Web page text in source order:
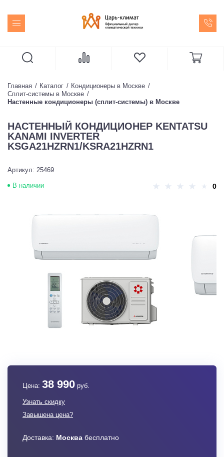
Главная Каталог
Кондиционеры в Москве
Сплит-системы в Москве
Настенные кондиционеры (сплит-системы) в Москве
НАСТЕННЫЙ КОНДИЦИОНЕР KENTATSU
KANAMI INVERTER
KSGA21HZRN1/KSRA21HZRN1
Артикул: 25469
В наличии 0
Цена: 38 990 руб.
Узнать скидку
Завышена цена?
Доставка: Москва бесплатно